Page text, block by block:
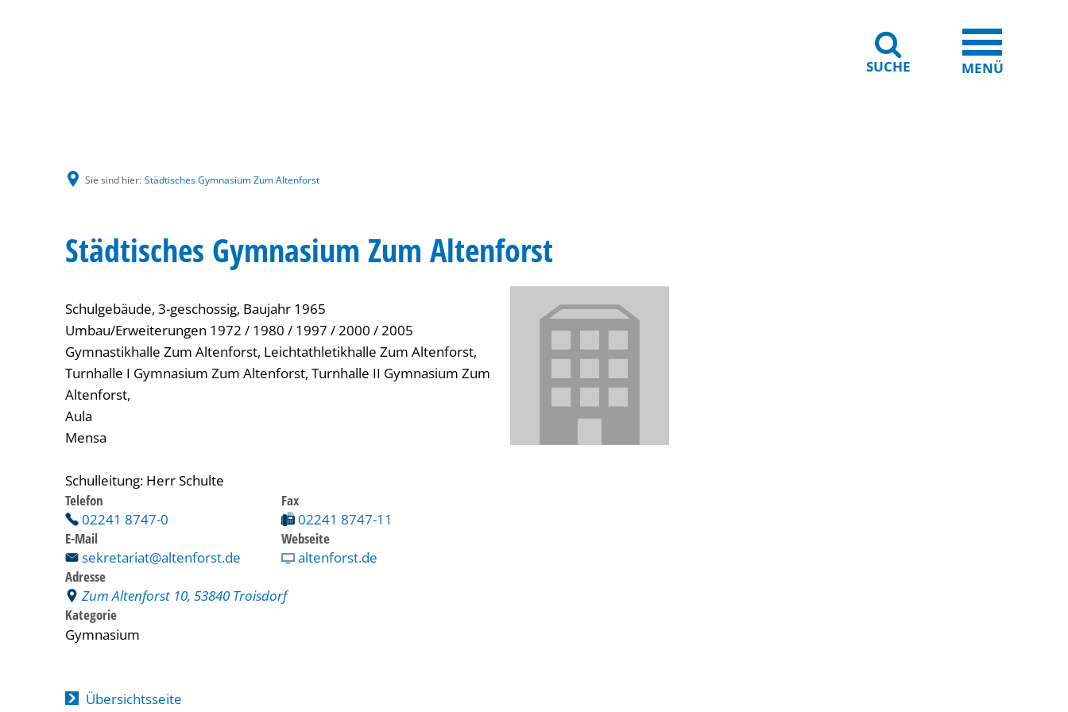
SUCHE MENÜ
Sie sind hier: Städtisches Gymnasium Zum Altenforst
Städtisches Gymnasium Zum Altenforst
Schulgebäude, 3-geschossig, Baujahr 1965
Umbau/Erweiterungen 1972 / 1980 / 1997 / 2000 / 2005
Gymnastikhalle Zum Altenforst, Leichtathletikhalle Zum Altenforst,
Turnhalle I Gymnasium Zum Altenforst, Turnhalle II Gymnasium Zum
Altenforst,
Aula
Mensa
Schulleitung: Herr Schulte
Telefon
02241 8747-0
Fax
02241 8747-11
E-Mail
sekretariat@altenforst.de
Webseite
altenforst.de
Adresse
Zum Altenforst 10, 53840 Troisdorf
Kategorie
Gymnasium
Übersichtsseite